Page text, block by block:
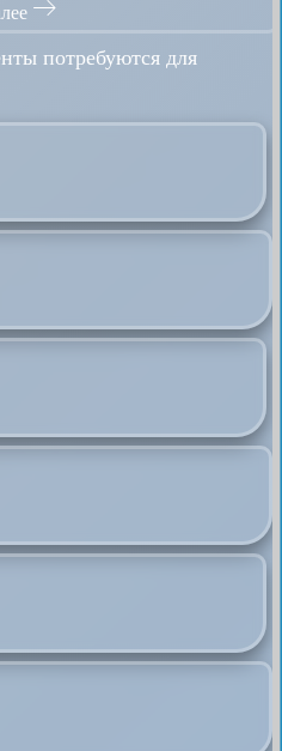
потребуются для